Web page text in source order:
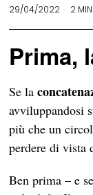
29/04/2022 2
Prima,
Se la
avviluppandosi
più che un
perdere di vista
Ben prima – e